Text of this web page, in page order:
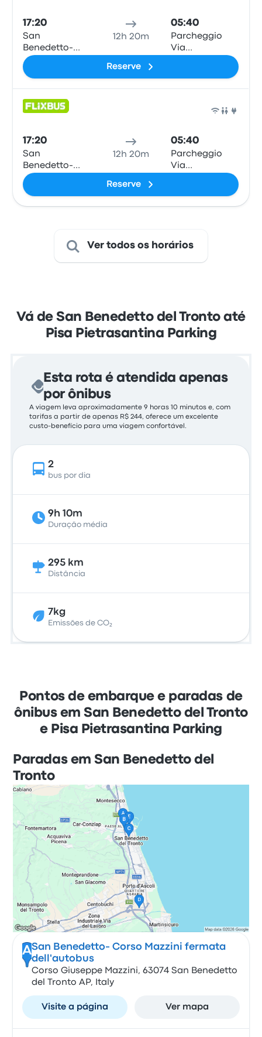
17:20
San
Benedetto-
Corso Mazzini
fermata
12h 20m
05:40
Parcheggio
Via
Pietransantina
Reserve
17:20
San
Benedetto-
Corso Mazzini
fermata
12h 20m
05:40
Parcheggio
Via
Pietransantina
Reserve
Ver todos os horários
Vá de San Benedetto del Tronto até
Pisa Pietrasantina Parking
Esta rota é atendida apenas
por ônibus
A viagem leva aproximadamente 9 horas 10 minutos e, com
tarifas a partir de apenas R$ 244, oferece um excelente
custo-benefício para uma viagem confortável.
2
bus por dia
9h 10m
Duração média
295 km
Distância
7kg
Emissões de CO₂
Pontos de embarque e paradas de
ônibus em San Benedetto del Tronto
e Pisa Pietrasantina Parking
Paradas em San Benedetto del
Tronto
ASan Benedetto- Corso Mazzini fermata
dell'autobus
Corso Giuseppe Mazzini, 63074 San Benedetto
del Tronto AP, Italy
Visite a página Ver mapa